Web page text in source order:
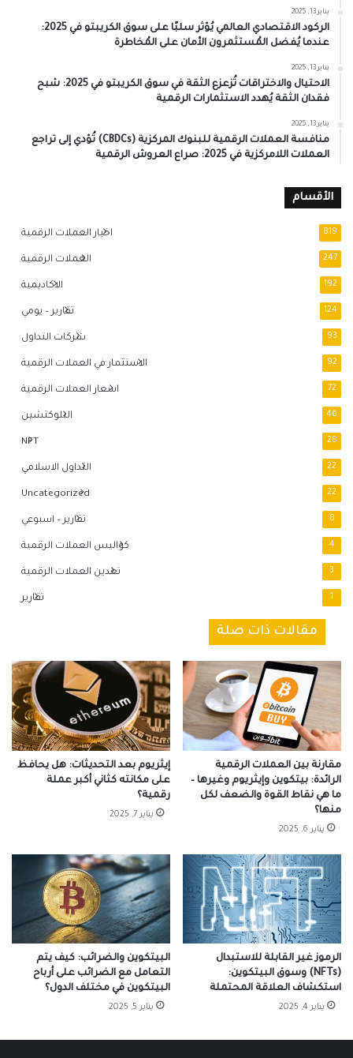
يناير 13, 2025
الركود الاقتصادي العالمي يُؤثر سلبًا على سوق الكريبتو في 2025:
عندما يُفضل المُستثمرون الأمان على المُخاطرة
يناير 13, 2025
الاحتيال والاختراقات تُزعزع الثقة في سوق الكريبتو في 2025: شبح
فقدان الثقة يُهدد الاستثمارات الرقمية
يناير 13, 2025
منافسة العملات الرقمية للبنوك المركزية (CBDCs) تُؤدي إلى تراجع
العملات اللامركزية في 2025: صراع العروش الرقمية
الأقسام
اخبار العملات الرقمية 819
العملات الرقمية 247
الاكاديمية 192
تقارير – يومي 124
شركات التداول 93
الاستثمار في العملات الرقمية 92
اسعار العملات الرقمية 72
البلوكتشين 46
NFT 28
التداول الاسلامي 22
Uncategorized 22
تقارير – اسبوعي 8
كواليس العملات الرقمية 4
تعدين العملات الرقمية 3
تقارير 1
مقالات ذات صلة
إيثريوم بعد التحديثات: هل يحافظ
على مكانته كثاني أكبر عملة
رقمية؟
يناير 7, 2025
مقارنة بين العملات الرقمية
الرائدة: بيتكوين وإيثريوم وغيرها –
ما هي نقاط القوة والضعف لكل
منها؟
يناير 6, 2025
البيتكوين والضرائب: كيف يتم
التعامل مع الضرائب على أرباح
البيتكوين في مختلف الدول؟
يناير 5, 2025
الرموز غير القابلة للاستبدال
(NFTs) وسوق البيتكوين:
استكشاف العلاقة المحتملة
يناير 4, 2025